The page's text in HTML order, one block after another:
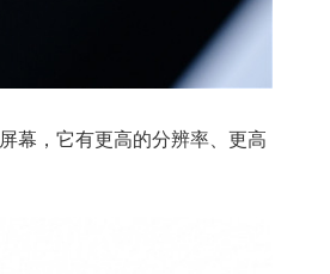
幕，它有更高的分辨率、更高